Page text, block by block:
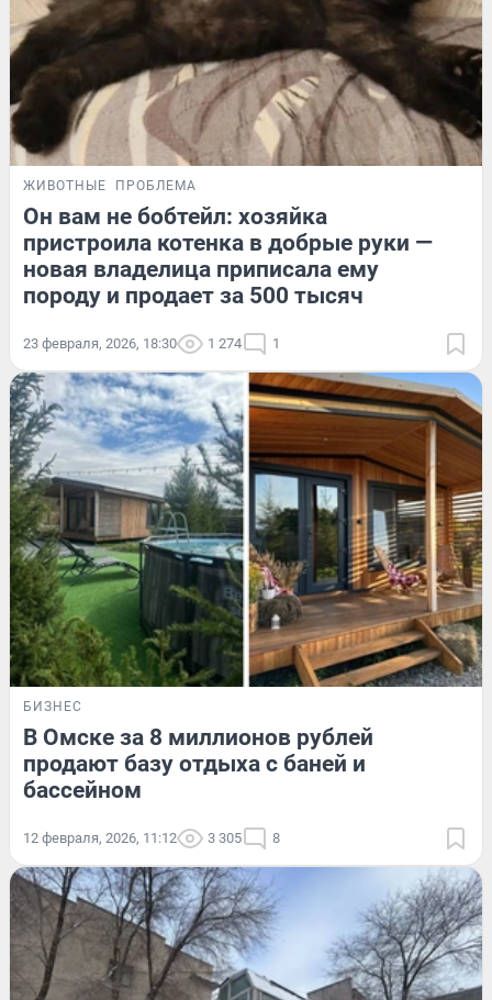
ЖИВОТНЫЕ ПРОБЛЕМА
Он вам не бобтейл: хозяйка
пристроила котенка в добрые руки —
новая владелица приписала ему
породу и продает за 500 тысяч
23 февраля, 2026, 18:30 1 274 1
БИЗНЕС
В Омске за 8 миллионов рублей
продают базу отдыха с баней и
бассейном
12 февраля, 2026, 11:12 3 305 8